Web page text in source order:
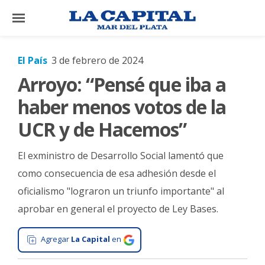
×
El
País
El
Mundo
La
Zona
Cultura
Tecnología
Gastronomía
Salud
El País 3 de febrero de 2024
Arroyo: “Pensé que iba a
haber menos votos de la
UCR y de Hacemos”
El exministro de Desarrollo Social lamentó que
como consecuencia de esa adhesión desde el
oficialismo "lograron un triunfo importante" al
aprobar en general el proyecto de Ley Bases.
Agregar La Capital en